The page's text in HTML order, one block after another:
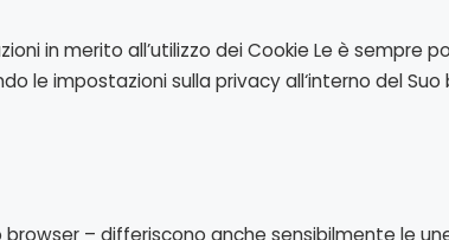
in merito all’utilizzo dei Cookie Le è sempre
le impostazioni sulla privacy all‘interno del Suo